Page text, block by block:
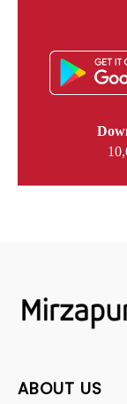
ABOUT US